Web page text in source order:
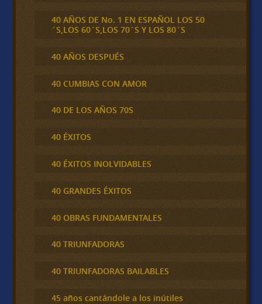
40 AÑOS DE No. 1 EN ESPAÑOL LOS 50
´S,LOS 60´S,LOS 70´S Y LOS 80´S
40 AÑOS DESPUÉS
40 CUMBIAS CON AMOR
40 DE LOS AÑOS 70S
40 ÉXITOS
40 ÉXITOS INOLVIDABLES
40 GRANDES ÉXITOS
40 OBRAS FUNDAMENTALES
40 TRIUNFADORAS
40 TRIUNFADORAS BAILABLES
45 años cantándole a los inútiles